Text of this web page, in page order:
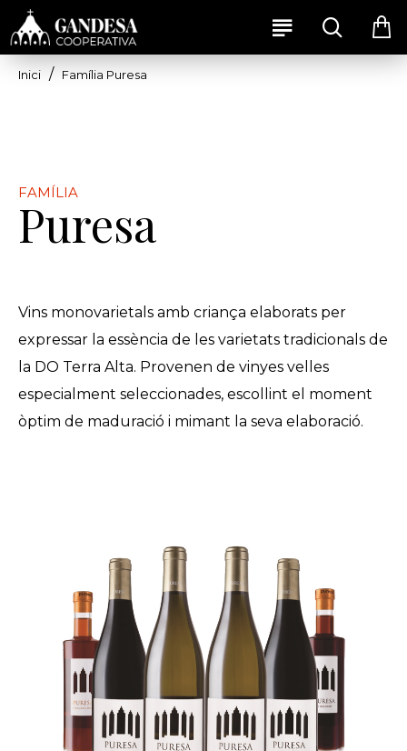
Inici Família Puresa
FAMÍLIA
Puresa
Vins monovarietals amb criança elaborats per
expressar la essència de les varietats tradicionals de
la DO Terra Alta. Provenen de vinyes velles
especialment seleccionades, escollint el moment
òptim de maduració i mimant la seva elaboració.